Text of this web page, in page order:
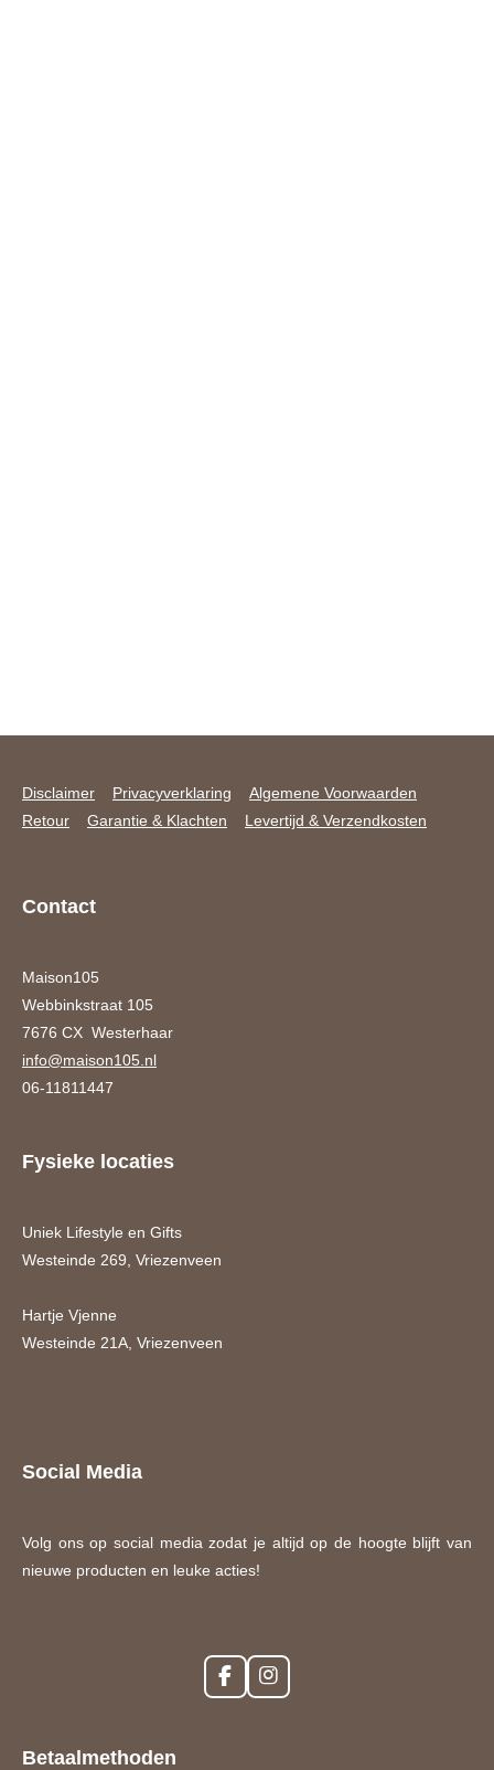
Disclaimer Privacyverklaring
Algemene Voorwaarden
Retour
Garantie & Klachten Levertijd & Verzendkosten
Contact
Maison105
Webbinkstraat 105
7676 CX Westerhaar
info@maison105.nl
06-11811447
Fysieke locaties
Uniek Lifestyle en Gifts
Westeinde 269, Vriezenveen
Hartje Vjenne
Westeinde 21A, Vriezenveen
Social Media
Volg ons op social media zodat je altijd op de hoogte blijft van
nieuwe producten en leuke acties!
F
a
I
n
Betaalmethoden